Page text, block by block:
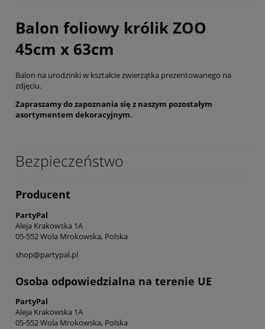
Balon foliowy królik ZOO
45cm x 63cm
Balon na urodzinki w kształcie zwierzątka prezentowanego na
zdjęciu.
Zapraszamy do zapoznania się z naszym pozostałym
asortymentem dekoracyjnym.
Bezpieczeństwo
Producent
PartyPal
Aleja Krakowska 1A
05-552 Wola Mrokowska, Polska
shop@partypal.pl
Osoba odpowiedzialna na terenie UE
PartyPal
Aleja Krakowska 1A
05-552 Wola Mrokowska, Polska